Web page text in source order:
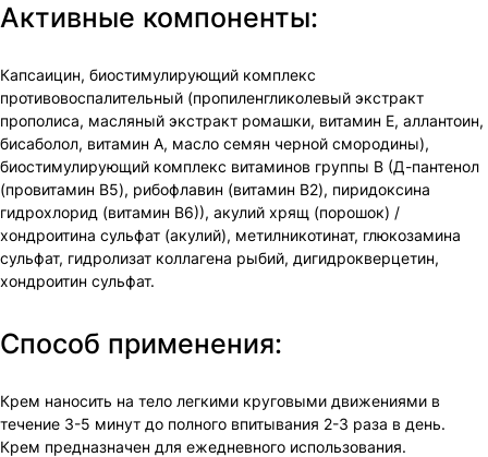
Активные компоненты:
Капсаицин, биостимулирующий комплекс
противовоспалительный (пропиленгликолевый экстракт
прополиса, масляный экстракт ромашки, витамин Е, аллантоин,
бисаболол, витамин А, масло семян черной смородины),
биостимулирующий комплекс витаминов группы В (Д-пантенол
(провитамин B5), рибофлавин (витамин B2), пиридоксина
гидрохлорид (витамин В6)), акулий хрящ (порошок) /
хондроитина сульфат (акулий), метилникотинат, глюкозамина
сульфат, гидролизат коллагена рыбий, дигидрокверцетин,
хондроитин сульфат.
Способ применения:
Крем нано­сить на тело легкими круговыми движениями в
течение 3-5 минут до полного впитывания 2-3 раза в день.
Крем предназначен для ежедневного использования.